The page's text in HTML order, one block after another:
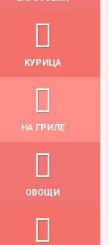
КУРИЦА
НА ГРИЛЕ
ОВОЩИ